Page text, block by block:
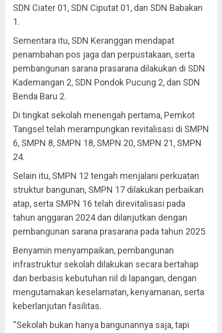
SDN Ciater 01, SDN Ciputat 01, dan SDN Babakan
1.
Sementara itu, SDN Keranggan mendapat
penambahan pos jaga dan perpustakaan, serta
pembangunan sarana prasarana dilakukan di SDN
Kademangan 2, SDN Pondok Pucung 2, dan SDN
Benda Baru 2.
Di tingkat sekolah menengah pertama, Pemkot
Tangsel telah merampungkan revitalisasi di SMPN
6, SMPN 8, SMPN 18, SMPN 20, SMPN 21, SMPN
24.
Selain itu, SMPN 12 tengah menjalani perkuatan
struktur bangunan, SMPN 17 dilakukan perbaikan
atap, serta SMPN 16 telah direvitalisasi pada
tahun anggaran 2024 dan dilanjutkan dengan
pembangunan sarana prasarana pada tahun 2025.
Benyamin menyampaikan, pembangunan
infrastruktur sekolah dilakukan secara bertahap
dan berbasis kebutuhan riil di lapangan, dengan
mengutamakan keselamatan, kenyamanan, serta
keberlanjutan fasilitas.
“Sekolah bukan hanya bangunannya saja, tapi